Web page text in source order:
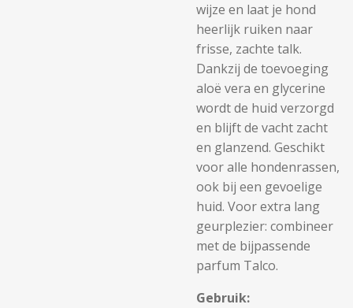
wijze en laat je hond
heerlijk ruiken naar
frisse, zachte talk.
Dankzij de toevoeging
aloë vera en glycerine
wordt de huid verzorgd
en blijft de vacht zacht
en glanzend. Geschikt
voor alle hondenrassen,
ook bij een gevoelige
huid. Voor extra lang
geurplezier: combineer
met de bijpassende
parfum Talco.
Gebruik: